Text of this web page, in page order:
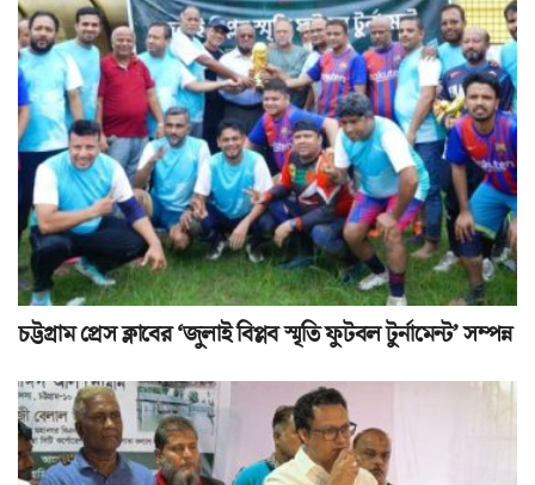
চট্টগ্রাম প্রেস ক্লাবের ‘জুলাই বিপ্লব স্মৃতি ফুটবল টুর্নামেন্ট’ সম্পন্ন